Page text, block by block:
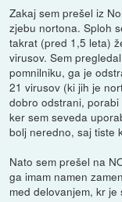
Zakaj sem prešel iz
zjebu nortona. Sploh
takrat (pred 1,5 leta)
virusov. Sem
pomnilniku, ga je
21 virusov (ki jih je
dobro odstrani,
ker sem seveda
bolj neredno, saj tiste
Nato sem prešel na
ga imam namen
med delovanjem, kr